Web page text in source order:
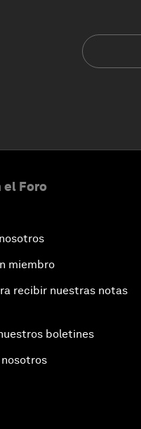
el Foro
miembro
recibir nuestras notas
boletines